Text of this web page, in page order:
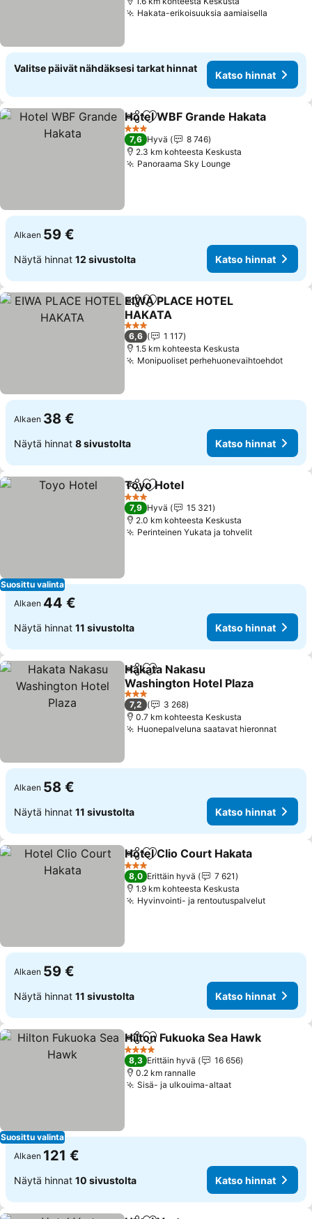
Hakata-erikoisuuksia aamiaisella
Valitse päivät nähdäksesi tarkat hinnat
Katso hinnat
Jaa Lisää suosikkeihin
Hotel WBF Grande Hakata
3 Tähtiluokitus
7,6 Hyvä
8 746
2.3 km kohteesta Keskusta
Panoraama Sky Lounge
Alkaen 59 €
Näytä hinnat 12 sivustolta Katso hinnat
Jaa Lisää suosikkeihin
EIWA PLACE HOTEL
HAKATA
3 Tähtiluokitus
6,6
1 117
1.5 km kohteesta Keskusta
Monipuoliset perhehuonevaihtoehdot
Alkaen 38 €
Näytä hinnat 8 sivustolta Katso hinnat
Suosittu valinta
Jaa Lisää suosikkeihin
Toyo Hotel
3 Tähtiluokitus
7,9 Hyvä
15 321
2.0 km kohteesta Keskusta
Perinteinen Yukata ja tohvelit
Alkaen 44 €
Näytä hinnat 11 sivustolta Katso hinnat
Jaa Lisää suosikkeihin
Hakata Nakasu
Washington Hotel Plaza
3 Tähtiluokitus
7,2
3 268
0.7 km kohteesta Keskusta
Huonepalveluna saatavat hieronnat
Alkaen 58 €
Näytä hinnat 11 sivustolta Katso hinnat
Jaa Lisää suosikkeihin
Hotel Clio Court Hakata
3 Tähtiluokitus
8,0 Erittäin hyvä
7 621
1.9 km kohteesta Keskusta
Hyvinvointi- ja rentoutuspalvelut
Alkaen 59 €
Näytä hinnat 11 sivustolta Katso hinnat
Suosittu valinta
Jaa Lisää suosikkeihin
Hilton Fukuoka Sea Hawk
4 Tähtiluokitus
8,3 Erittäin hyvä
16 656
0.2 km rannalle
Sisä- ja ulkouima-altaat
Alkaen 121 €
Näytä hinnat 10 sivustolta Katso hinnat